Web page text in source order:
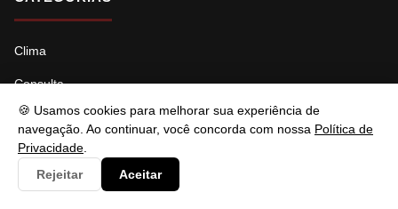
🍪 Usamos cookies para melhorar sua experiência de
navegação. Ao continuar, você concorda com nossa Política de
Privacidade
Rejeitar
Aceitar
Clima
Consulta
Cultura
Documento
Economia